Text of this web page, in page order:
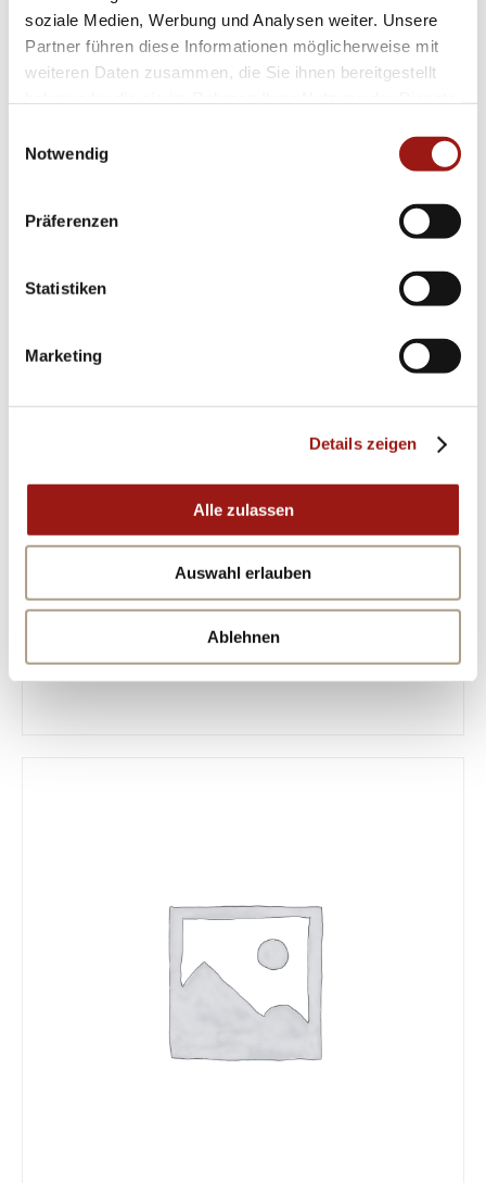
soziale Medien, Werbung und Analysen weiter. Unsere
Partner führen diese Informationen möglicherweise mit
weiteren Daten zusammen, die Sie ihnen bereitgestellt
Notwendig
Präferenzen
Statistiken
Marketing
Details zeigen
Alle zulassen
Auswahl erlauben
Ablehnen